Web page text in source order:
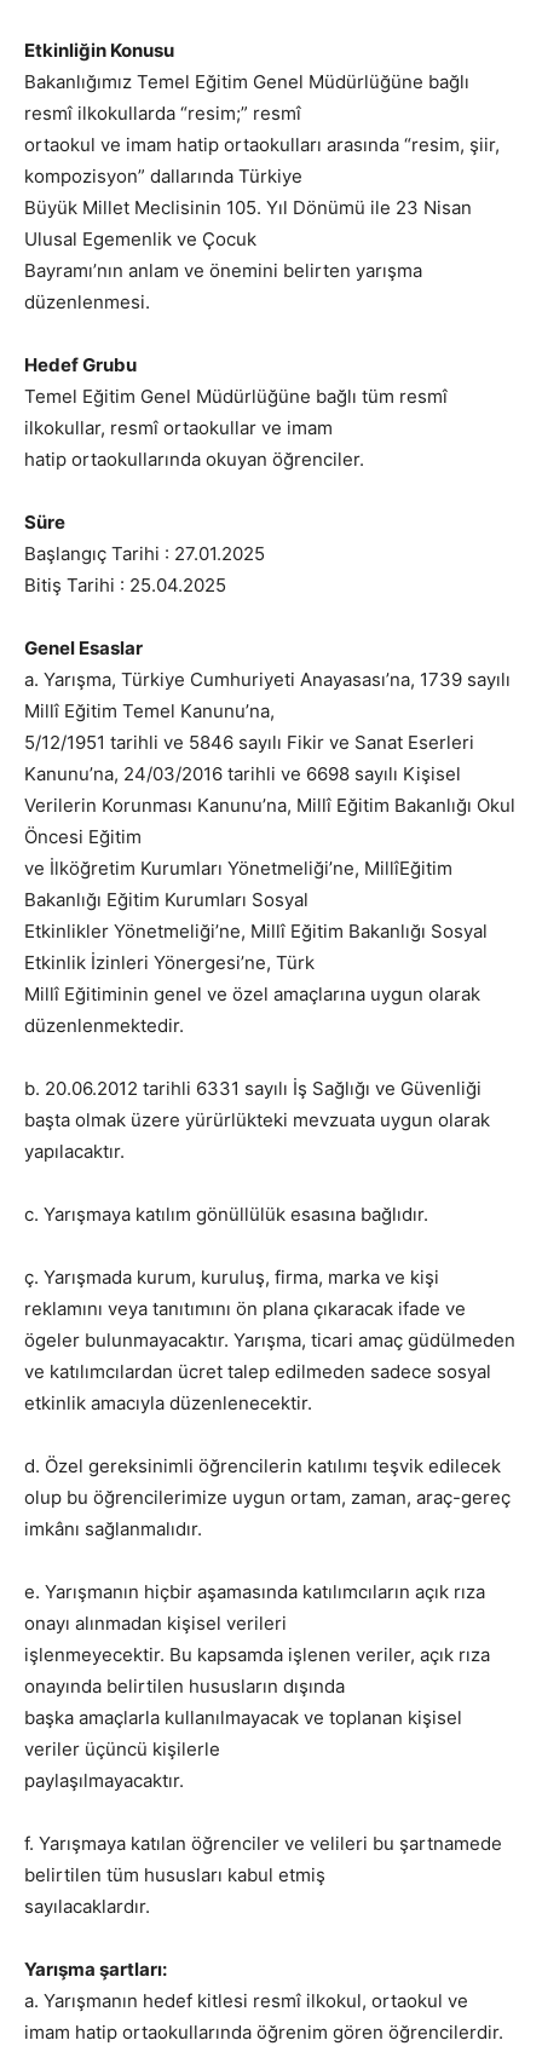
Etkinliğin Konusu
Bakanlığımız Temel Eğitim Genel Müdürlüğüne bağlı
resmî ilkokullarda “resim;” resmî
ortaokul ve imam hatip ortaokulları arasında “resim, şiir,
kompozisyon” dallarında Türkiye
Büyük Millet Meclisinin 105. Yıl Dönümü ile 23 Nisan
Ulusal Egemenlik ve Çocuk
Bayramı’nın anlam ve önemini belirten yarışma
düzenlenmesi.
Hedef Grubu
Temel Eğitim Genel Müdürlüğüne bağlı tüm resmî
ilkokullar, resmî ortaokullar ve imam
hatip ortaokullarında okuyan öğrenciler.
Süre
Başlangıç Tarihi : 27.01.2025
Bitiş Tarihi : 25.04.2025
Genel Esaslar
a. Yarışma, Türkiye Cumhuriyeti Anayasası’na, 1739 sayılı
Millî Eğitim Temel Kanunu’na,
5/12/1951 tarihli ve 5846 sayılı Fikir ve Sanat Eserleri
Kanunu’na, 24/03/2016 tarihli ve 6698 sayılı Kişisel
Verilerin Korunması Kanunu’na, Millî Eğitim Bakanlığı Okul
Öncesi Eğitim
ve İlköğretim Kurumları Yönetmeliği’ne, MillîEğitim
Bakanlığı Eğitim Kurumları Sosyal
Etkinlikler Yönetmeliği’ne, Millî Eğitim Bakanlığı Sosyal
Etkinlik İzinleri Yönergesi’ne, Türk
Millî Eğitiminin genel ve özel amaçlarına uygun olarak
düzenlenmektedir.
b. 20.06.2012 tarihli 6331 sayılı İş Sağlığı ve Güvenliği
başta olmak üzere yürürlükteki mevzuata uygun olarak
yapılacaktır.
c. Yarışmaya katılım gönüllülük esasına bağlıdır.
ç. Yarışmada kurum, kuruluş, firma, marka ve kişi
reklamını veya tanıtımını ön plana çıkaracak ifade ve
ögeler bulunmayacaktır. Yarışma, ticari amaç güdülmeden
ve katılımcılardan ücret talep edilmeden sadece sosyal
etkinlik amacıyla düzenlenecektir.
d. Özel gereksinimli öğrencilerin katılımı teşvik edilecek
olup bu öğrencilerimize uygun ortam, zaman, araç-gereç
imkânı sağlanmalıdır.
e. Yarışmanın hiçbir aşamasında katılımcıların açık rıza
onayı alınmadan kişisel verileri
işlenmeyecektir. Bu kapsamda işlenen veriler, açık rıza
onayında belirtilen hususların dışında
başka amaçlarla kullanılmayacak ve toplanan kişisel
veriler üçüncü kişilerle
paylaşılmayacaktır.
f. Yarışmaya katılan öğrenciler ve velileri bu şartnamede
belirtilen tüm hususları kabul etmiş
sayılacaklardır.
Yarışma şartları:
a. Yarışmanın hedef kitlesi resmî ilkokul, ortaokul ve
imam hatip ortaokullarında öğrenim gören öğrencilerdir.